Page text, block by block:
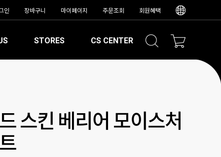
인 장바구니 마이페이지 주문조회 회원혜택
STORES CS CENTER
스킨 베리어 모이스처